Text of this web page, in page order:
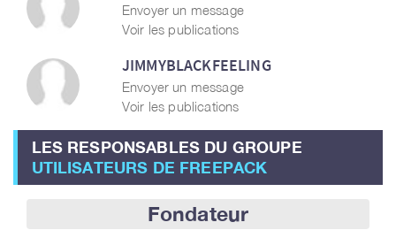
Envoyer un message
Voir les publications
JIMMYBLACKFEELING
Envoyer un message
Voir les publications
LES RESPONSABLES DU GROUPE
UTILISATEURS DE FREEPACK
Fondateur